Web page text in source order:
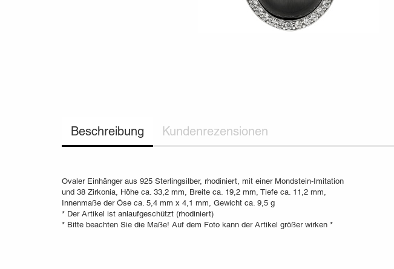
Beschreibung Kundenrezensionen
Ovaler Einhänger aus 925 Sterlingsilber, rhodiniert, mit einer Mondstein-Imitation
und 38 Zirkonia, Höhe ca. 33,2 mm, Breite ca. 19,2 mm, Tiefe ca. 11,2 mm,
Innenmaße der Öse ca. 5,4 mm x 4,1 mm, Gewicht ca. 9,5 g
* Der Artikel ist anlaufgeschützt (rhodiniert)
* Bitte beachten Sie die Maße! Auf dem Foto kann der Artikel größer wirken *